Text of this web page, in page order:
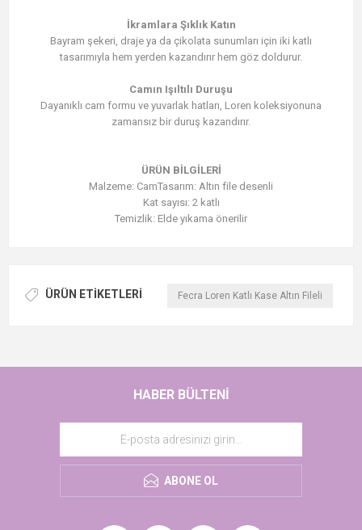
İkramlara Şıklık Katın
Bayram şekeri, draje ya da çikolata sunumları için iki katlı
tasarımıyla hem yerden kazandırır hem göz doldurur.
Camın Işıltılı Duruşu
Dayanıklı cam formu ve yuvarlak hatları, Loren koleksiyonuna
zamansız bir duruş kazandırır.
ÜRÜN BİLGİLERİ
Malzeme: CamTasarım: Altın file desenli
Kat sayısı: 2 katlı
Temizlik: Elde yıkama önerilir
ÜRÜN ETIKETLERI Fecra Loren Katlı Kase Altın Fileli
HABER BÜLTENI
ABONE OL